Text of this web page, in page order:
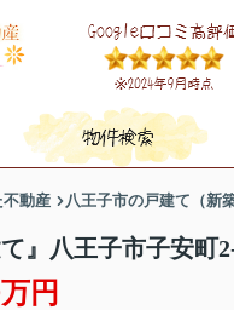
不動産 八王子市の戸建て（新
て』八王子市子安
円